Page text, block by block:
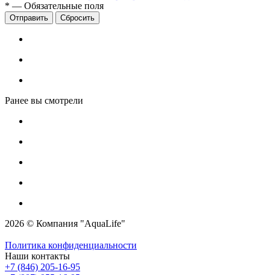
* — Обязательные поля
Сбросить
Ранее вы смотрели
2026 © Компания "AquaLife"
Политика конфиденциальности
Наши контакты
+7 (846) 205-16-95